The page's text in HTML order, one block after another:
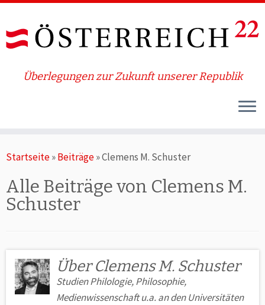
Inhalt
Überlegungen zur Zukunft unserer Republik
Startseite»Beiträge»Clemens M. Schuster
Alle Beiträge von Clemens M.
Schuster
Über Clemens M. Schuster
Studien Philologie, Philosophie,
Medienwissenschaft u.a. an den Uni­ver­sitäten